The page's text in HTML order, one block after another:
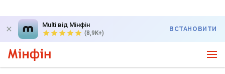
Multi від Мінфін
(8,9K+)
ВСТАНОВИТИ